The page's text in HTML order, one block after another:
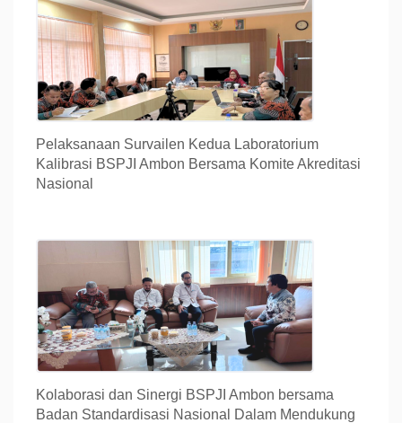
Pelaksanaan Survailen Kedua Laboratorium
Kalibrasi BSPJI Ambon Bersama Komite Akreditasi
Nasional
Kolaborasi dan Sinergi BSPJI Ambon bersama
Badan Standardisasi Nasional Dalam Mendukung